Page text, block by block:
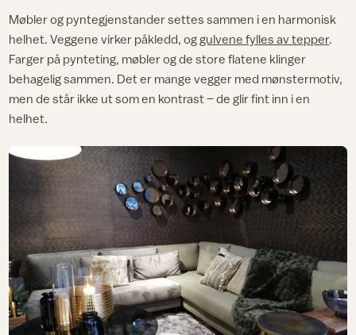
Møbler og pyntegjenstander settes sammen i en harmonisk
helhet. Veggene virker påkledd, oggulvene fylles av tepper.
Farger på pynteting, møbler og de store flatene klinger
behagelig sammen. Det er mange vegger med mønstermotiv,
men de står ikke ut som en kontrast – de glir fint inn i en
helhet.